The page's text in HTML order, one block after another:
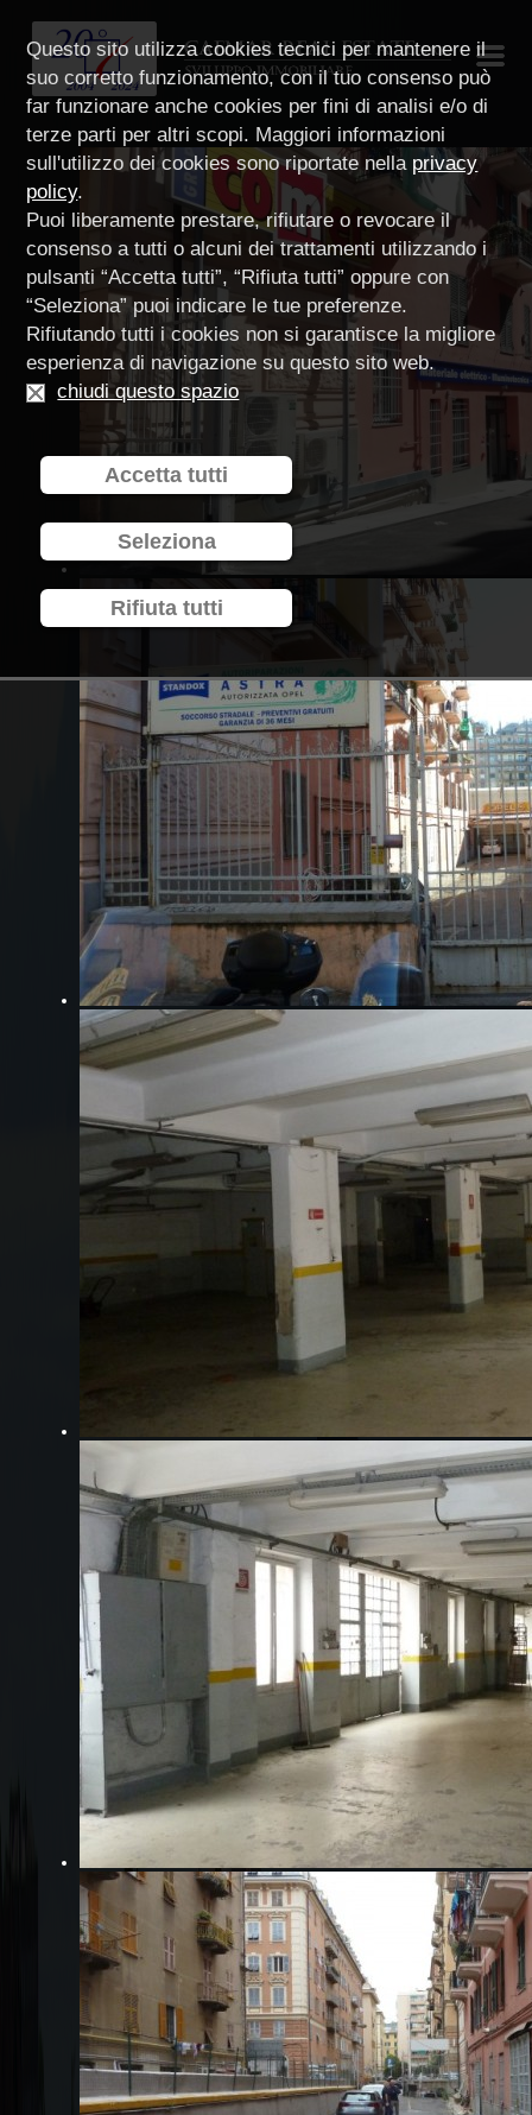
Questo sito utilizza cookies tecnici per mantenere il
suo corretto funzionamento, con il tuo consenso può
far funzionare anche cookies per fini di analisi e/o di
terze parti per altri scopi. Maggiori informazioni
sull'utilizzo dei cookies sono riportate nella privacy
policy.
Puoi liberamente prestare, rifiutare o revocare il
consenso a tutti o alcuni dei trattamenti utilizzando i
pulsanti “Accetta tutti”, “Rifiuta tutti” oppure con
“Seleziona” puoi indicare le tue preferenze.
Rifiutando tutti i cookies non si garantisce la migliore
esperienza di navigazione su questo sito web.
chiudi questo spazio
Accetta tutti
Seleziona
Rifiuta tutti